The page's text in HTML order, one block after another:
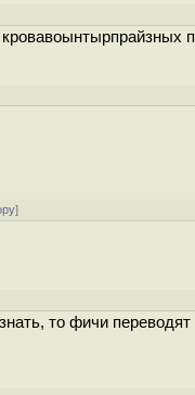
]
то фичи